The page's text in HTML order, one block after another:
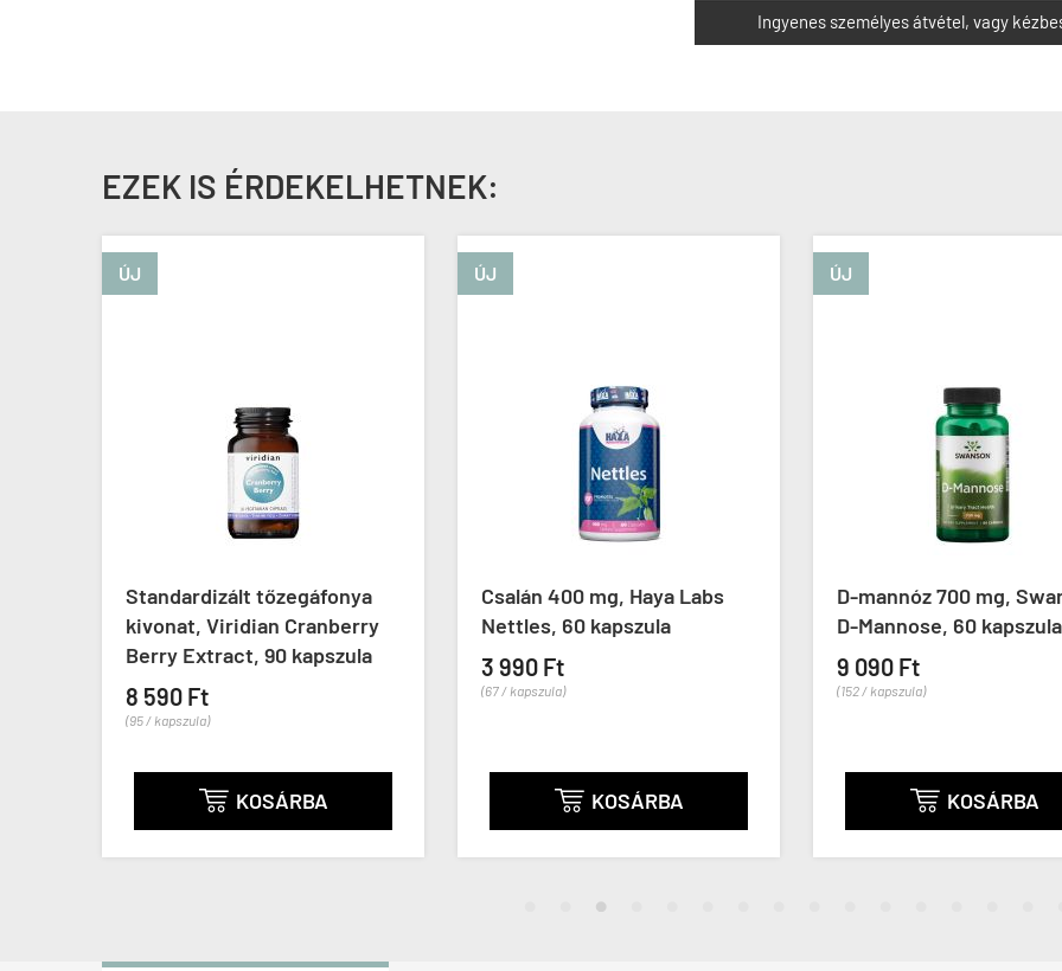
Ingyenes személyes átvétel, vagy
EZEK IS ÉRDEKELHETNEK:
Csalán 400 mg, Haya Labs
Nettles, 60 kapszula
3 990 Ft
(67 / kapszula)
 KOSÁRBA
D-mannóz 700 mg, Swanson
D-Mannose, 60 kapszula
9 090 Ft
(152 / kapszula)
 KOSÁRBA
D-mannóz por, Now
Mannose Pure
10 790 Ft
(127 / g)
 KOSÁRBA